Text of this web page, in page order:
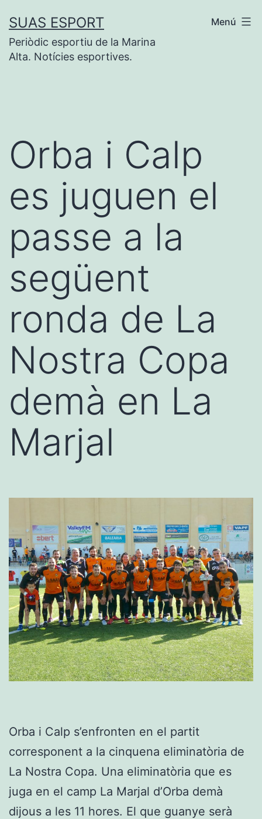
contingut
SUAS ESPORT
Periòdic esportiu de la Marina
Alta. Notícies esportives.
Menú
Orba i Calp
es juguen el
passe a la
següent
ronda de La
Nostra Copa
demà en La
Marjal
Orba i Calp s’enfronten en el partit
corresponent a la cinquena eliminatòria de
La Nostra Copa. Una eliminatòria que es
juga en el camp La Marjal d’Orba demà
dijous a les 11 hores. El que guanye serà